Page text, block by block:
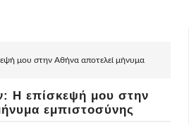
μου στην Αθήνα αποτελεί μήνυμα
Η επίσκεψή μου στην
εμπιστοσύνης